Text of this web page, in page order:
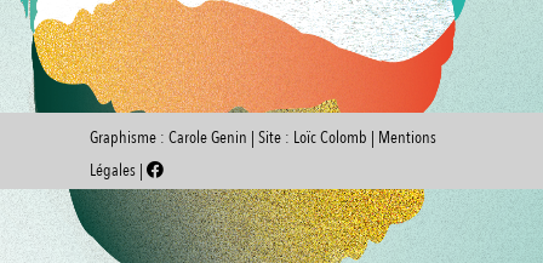
Graphisme : Carole Genin | Site : Loïc Colomb | Mentions
Légales |